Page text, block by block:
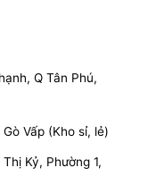
Q Tân Phú,
Vấp (Kho sỉ, lẻ)
Kỷ, Phường 1,